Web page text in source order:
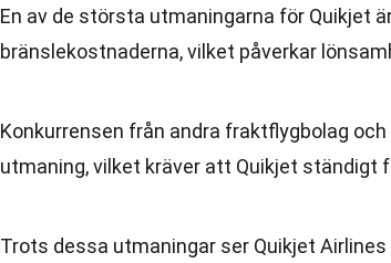
En av de största utmaningarna för Quikjet
bränslekostnaderna, vilket påverkar
Konkurrensen från andra fraktflygbolag
utmaning, vilket kräver att Quikjet ständigt
Trots dessa utmaningar ser Quikjet